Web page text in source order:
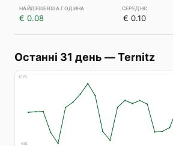
€ 0.08 € 0.10
Останні 31 день —Ternitz
€174
€80